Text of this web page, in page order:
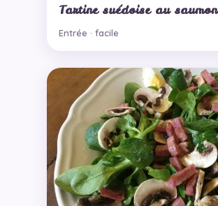
Tartine suédoise au saumon
Entrée · facile